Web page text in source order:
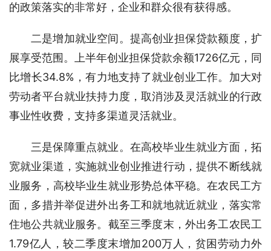
的政策落实的非常好，企业和群众很有获得感。
二是增加就业空间。提高创业担保贷款额度，扩
展享受范围。上半年创业担保贷款余额1726亿元，同
比增长34.8%，有力地支持了就业创业工作。加大对
劳动者平台就业扶持力度，取消涉及灵活就业的行政
事业性收费，支持多渠道灵活就业。
三是保障重点就业。在高校毕业生就业方面，拓
宽就业渠道，实施就业创业推进行动，提供不断线就
业服务，高校毕业生就业形势总体平稳。在农民工方
面，多措并举促进外出务工和就地就近就业，落实常
住地公共就业服务。截至三季度末，外出务工农民工
1.79亿人，较二季度末增加200万人，贫困劳动力外